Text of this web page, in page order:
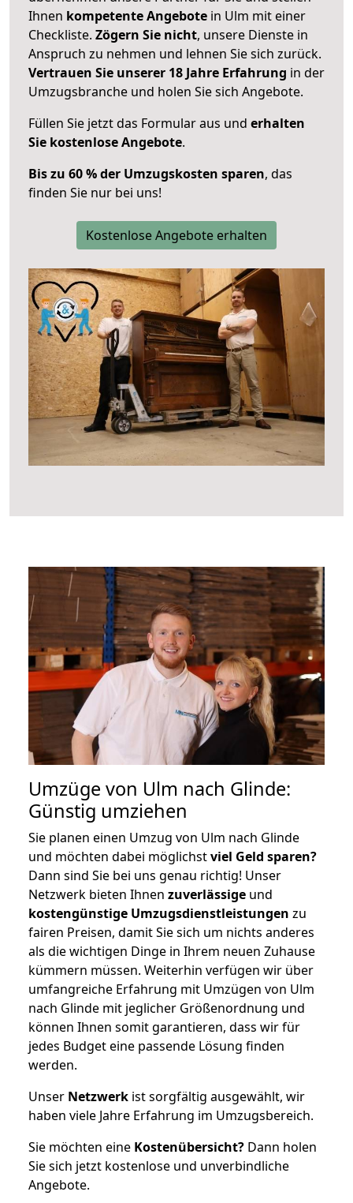
Ihnen kompetente Angebote in Ulm mit einer
Checkliste. Zögern Sie nicht, unsere Dienste in
Anspruch zu nehmen und lehnen Sie sich zurück.
Vertrauen Sie unserer 18 Jahre Erfahrung in der
Umzugsbranche und holen Sie sich Angebote.
Füllen Sie jetzt das Formular aus und erhalten
Sie kostenlose Angebote.
Bis zu 60 % der Umzugskosten sparen, das
finden Sie nur bei uns!
Kostenlose Angebote erhalten
Umzüge von Ulm nach Glinde:
Günstig umziehen
Sie planen einen Umzug von Ulm nach Glinde
und möchten dabei möglichstviel Geld sparen?
Dann sind Sie bei uns genau richtig! Unser
Netzwerk bieten Ihnen zuverlässige und
kostengünstige Umzugsdienstleistungen zu
fairen Preisen, damit Sie sich um nichts anderes
als die wichtigen Dinge in Ihrem neuen Zuhause
kümmern müssen. Weiterhin verfügen wir über
umfangreiche Erfahrung mit Umzügen von Ulm
nach Glinde mit jeglicher Größenordnung und
können Ihnen somit garantieren, dass wir für
jedes Budget eine passende Lösung finden
werden.
Unser Netzwerk ist sorgfältig ausgewählt, wir
haben viele Jahre Erfahrung im Umzugsbereich.
Sie möchten eine Kostenübersicht? Dann holen
Sie sich jetzt kostenlose und unverbindliche
Angebote.